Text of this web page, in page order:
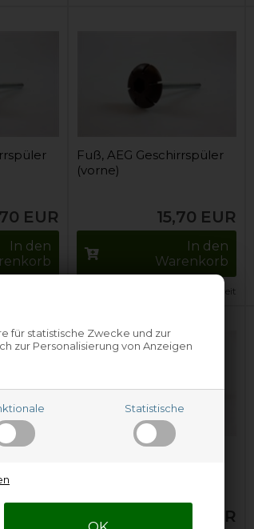
für statistische Zwecke und zur
zur Personalisierung von Anzeigen
Statistische
EUR
In den
Fuß, AEG Geschirrspüler
(vorne)
15,70 EUR
In den
Warenkorb
Auf Lager und versandbereit
EUR